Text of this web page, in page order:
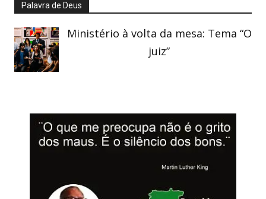
Palavra de Deus
Ministério à volta da mesa: Tema “O
juiz”